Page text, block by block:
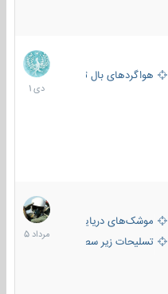
هواگردهای بال ثابت
12
دی
1401
موشک‌های دریایی
تسلیحات زیر سطحی
2
مرداد
1405